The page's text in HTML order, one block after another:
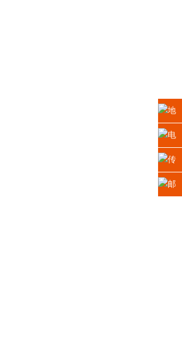
地
址：
江苏
省苏
电
话：
0512-
传
真：
邮